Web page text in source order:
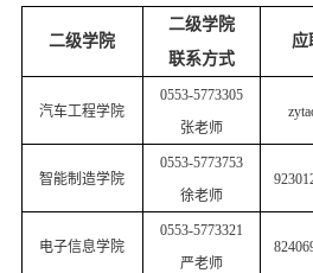
二级学院
二级学院
联系方式
应
汽车工程学院
0553-5773305
张老师
智能制造学院
0553-5773753
徐老师
电子信息学院
0553-5773321
严老师